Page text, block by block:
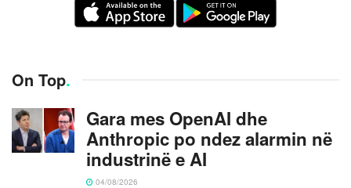
On Top.
Gara mes OpenAI dhe
Anthropic po ndez alarmin në
industrinë e AI
04/08/2026